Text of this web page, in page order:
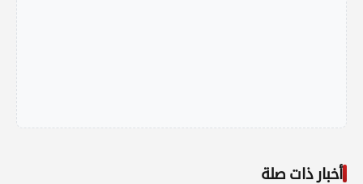
أخبار ذات صلة